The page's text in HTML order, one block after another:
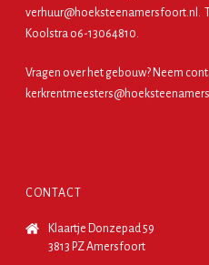
verhuur@hoeksteenamersfoort.nl.
Koolstra o6-13064810.
Vragen over het gebouw? Neem
CONTACT
Klaartje Donzepad 59
3813 PZ Amersfoort